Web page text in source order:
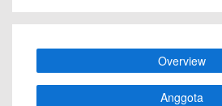
Overview
Anggota